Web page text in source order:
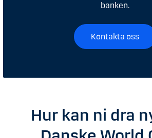
banken.
Kontakta oss
Hur kan ni dra